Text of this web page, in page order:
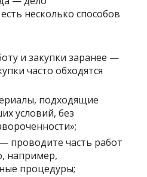
несколько способов
и закупки заранее —
часто обходятся
подходящие
условий, без
проводите часть работ
например,
процедуры;